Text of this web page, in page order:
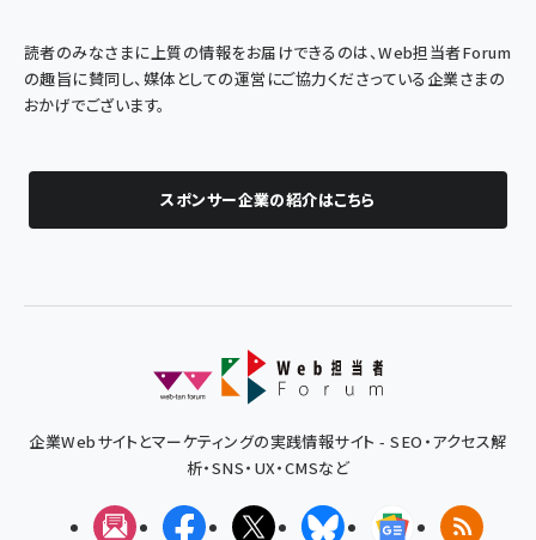
読者のみなさまに上質の情報をお届けできるのは、Web担当者Forum
の趣旨に賛同し、媒体としての運営にご協力くださっている企業さまの
おかげでございます。
スポンサー企業の紹介はこちら
企業Webサイトとマーケティングの実践情報サイト - SEO・アクセス解
析・SNS・UX・CMSなど
メルマガFacebookX(エックス)BlueskyGoogleニュ
RSS